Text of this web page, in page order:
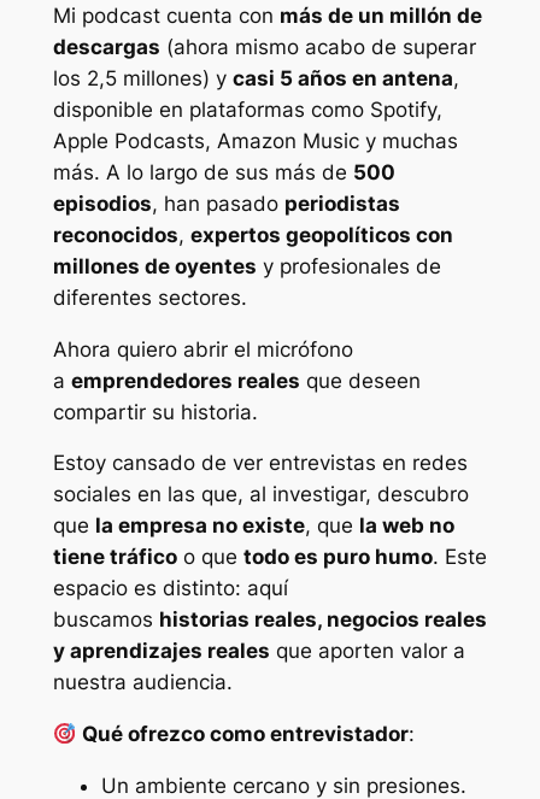
Mi podcast cuenta con más de un millón de
descargas (ahora mismo acabo de superar
los 2,5 millones) y casi 5 años en antena,
disponible en plataformas como Spotify,
Apple Podcasts, Amazon Music y muchas
más. A lo largo de sus más de 500
episodios, han pasado periodistas
reconocidos, expertos geopolíticos con
millones de oyentes y profesionales de
diferentes sectores.
Ahora quiero abrir el micrófono
a emprendedores reales que deseen
compartir su historia.
Estoy cansado de ver entrevistas en redes
sociales en las que, al investigar, descubro
que la empresa no existe, que la web no
tiene tráficoo que todo es puro humo. Este
espacio es distinto: aquí
buscamos historias reales, negocios reales
y aprendizajes reales que aporten valor a
nuestra audiencia.
Qué ofrezco como entrevistador:
Un ambiente cercano y sin presiones.